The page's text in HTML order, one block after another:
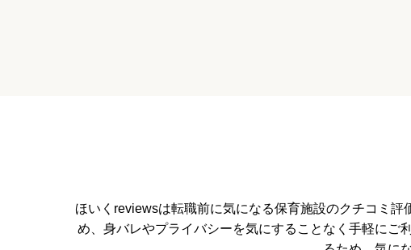
ほいくreviewsは転職前に気になる保育施設のクチコミ
め、身バレやプライバシーを気にすることなく手軽にご